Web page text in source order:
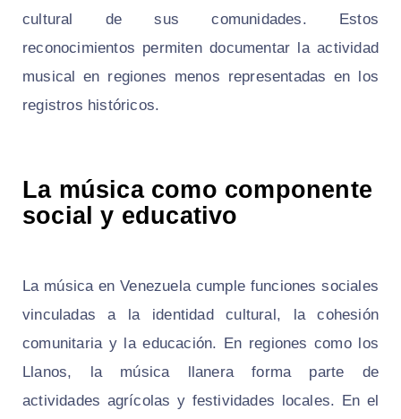
cultural de sus comunidades. Estos
reconocimientos permiten documentar la actividad
musical en regiones menos representadas en los
registros históricos.
La música como componente
social y educativo
La música en Venezuela cumple funciones sociales
vinculadas a la identidad cultural, la cohesión
comunitaria y la educación. En regiones como los
Llanos, la música llanera forma parte de
actividades agrícolas y festividades locales. En el